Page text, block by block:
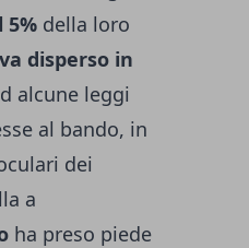
5% della loro
disperso in
alcune leggi
al bando, in
dei
a
ha preso piede